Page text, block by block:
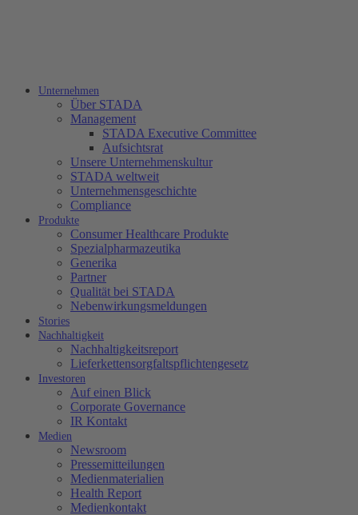
Unternehmen
Über STADA
Management
STADA Executive Committee
Aufsichtsrat
Unsere Unternehmenskultur
STADA weltweit
Unternehmensgeschichte
Compliance
Produkte
Consumer Healthcare Produkte
Spezialpharmazeutika
Generika
Partner
Qualität bei STADA
Nebenwirkungsmeldungen
Stories
Nachhaltigkeit
Nachhaltigkeitsreport
Lieferkettensorgfaltspflichtengesetz
Investoren
Auf einen Blick
Corporate Governance
IR Kontakt
Medien
Newsroom
Pressemitteilungen
Medienmaterialien
Health Report
Medienkontakt